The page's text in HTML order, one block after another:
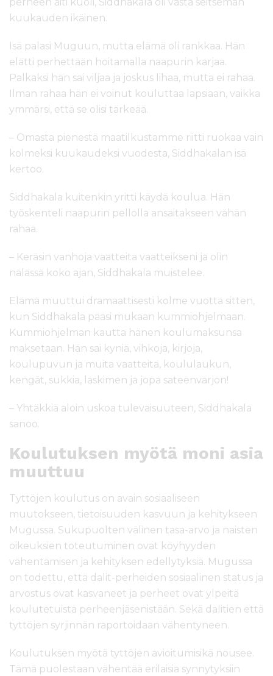
kuukauden ikäinen.
Isä palasi Muguun, mutta elämä oli rankkaa. Hän
elätti perhettään hoitamalla naapurin karjaa.
Palkaksi hän sai viljaa ja joskus lihaa, mutta ei rahaa.
Ilman rahaa hän ei voinut kouluttaa lapsiaan, vaikka
ymmärsi, että se olisi tärkeää.
– Omasta pienestä maatilkustamme riitti ruokaa vain
kolmeksi kuukaudeksi vuodesta, Siddhakalan isä
kertoo.
Siddhakala kuitenkin yritti käydä koulua. Hän
työskenteli naapurin pellolla ansaitakseen vähän
rahaa.
– Keräsin vanhoja vaatteita vaatteikseni ja olin
nälässä koko ajan, Siddhakala muistelee.
Elämä muuttui dramaattisesti kolme vuotta sitten,
kun Siddhakala pääsi mukaan kummiohjelmaan.
Kummiohjelman kautta hänen koulumaksunsa
maksetaan. Hän sai kyniä, vihkoja, kirjoja,
koulupuvun ja muita vaatteita, koululaukun,
kengät, sukkia, laskimen ja jopa sateenvarjon!
– Yhtäkkiä aloin uskoa tulevaisuuteen, Siddhakala
sanoo.
Koulutuksen myötä moni asia
muuttuu
Tyttöjen koulutus on avain sosiaaliseen
muutokseen, tietoisuuden kasvuun ja kehitykseen
Mugussa. Sukupuolten välinen tasa-arvo ja naisten
oikeuksien toteutuminen ovat köyhyyden
vähentämisen ja kehityksen edellytyksiä. Mugussa
on todettu, että dalit-perheiden sosiaalinen status ja
arvostus ovat kasvaneet ja perheet ovat ylpeitä
koulutetuista perheenjäsenistään. Sekä dalitien että
tyttöjen syrjinnän raportoidaan vähentyneen.
Koulutuksen myötä tyttöjen avioitumisikä nousee.
Tämä puolestaan vähentää erilaisia synnytyksiin